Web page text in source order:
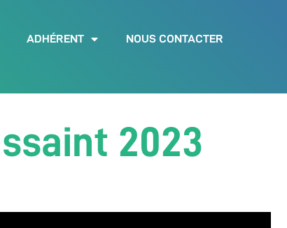
ADHÉRENT NOUS CONTACTER
2023